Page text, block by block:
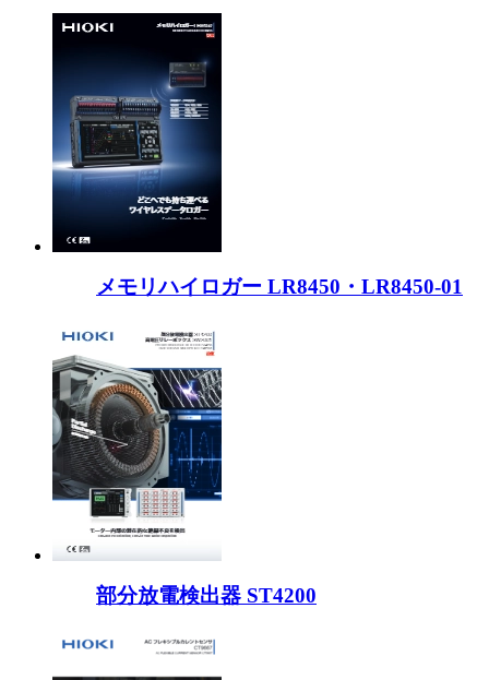
メモリハイロガー LR8450・LR8450-01
部分放電検出器 ST4200